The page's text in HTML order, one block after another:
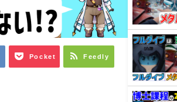
Pocket Feedly